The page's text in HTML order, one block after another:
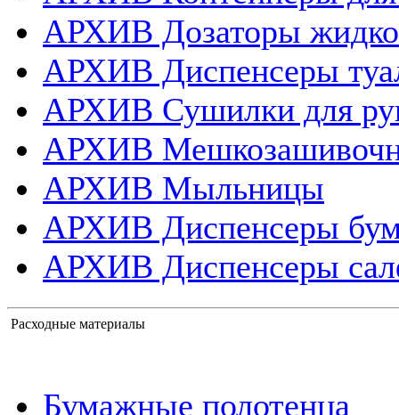
АРХИВ Дозаторы
АРХИВ Диспенсеры
АРХИВ Сушилки для
АРХИВ
АРХИВ Мыльницы
АРХИВ Диспенсеры
АРХИВ Диспенсеры
Расходные материалы
Бумажные полотенца